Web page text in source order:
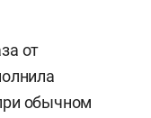
от
обычном